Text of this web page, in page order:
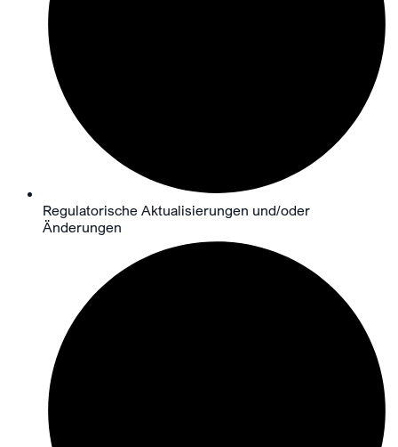
Regulatorische Aktualisierungen und/oder
Änderungen